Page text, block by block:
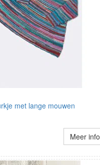
met lange mouwen
Meer info